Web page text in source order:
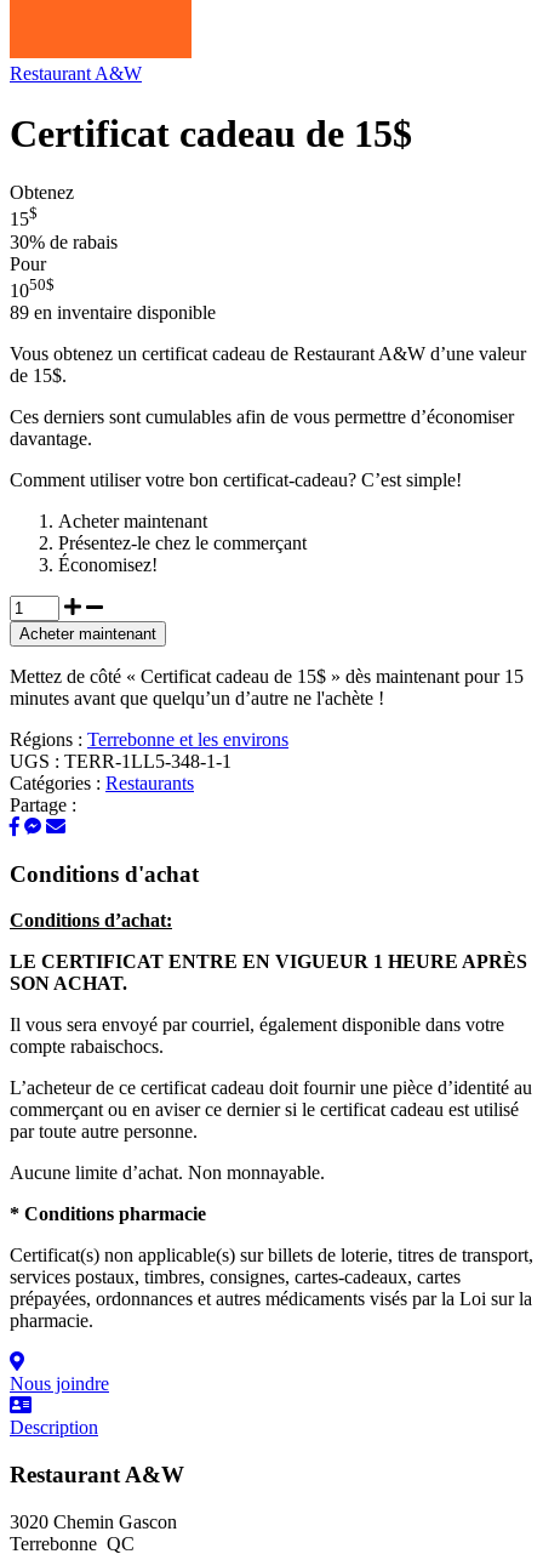
Restaurant A&W
Certificat cadeau de 15$
Obtenez
15$
30% de rabais
Pour
1050$
89 en inventaire disponible
Vous obtenez un certificat cadeau de Restaurant A&W d’une valeur
de 15$.
Ces derniers sont cumulables afin de vous permettre d’économiser
davantage.
Comment utiliser votre bon certificat-cadeau? C’est simple!
Acheter maintenant
Présentez-le chez le commerçant
Économisez!
Acheter maintenant
Mettez de côté « Certificat cadeau de 15$ » dès maintenant pour 15
minutes avant que quelqu’un d’autre ne l'achète !
Régions : Terrebonne et les environs
UGS : TERR-1LL5-348-1-1
Catégories : Restaurants
Partage :
Conditions d'achat
Conditions d’achat:
LE CERTIFICAT ENTRE EN VIGUEUR 1 HEURE APRÈS
SON ACHAT.
Il vous sera envoyé par courriel, également disponible dans votre
compte rabaischocs.
L’acheteur de ce certificat cadeau doit fournir une pièce d’identité au
commerçant ou en aviser ce dernier si le certificat cadeau est utilisé
par toute autre personne.
Aucune limite d’achat. Non monnayable.
* Conditions pharmacie
Certificat(s) non applicable(s) sur billets de loterie, titres de transport,
services postaux, timbres, consignes, cartes-cadeaux, cartes
prépayées, ordonnances et autres médicaments visés par la Loi sur la
pharmacie.
Nous joindre
Description
Restaurant A&W
3020 Chemin Gascon
Terrebonne QC